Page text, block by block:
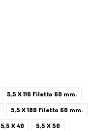
5,5 X 110 Filetto 60 mm.
5,5 X 180 Filetto 60 mm.
5,5 X 40 5,5 X 50